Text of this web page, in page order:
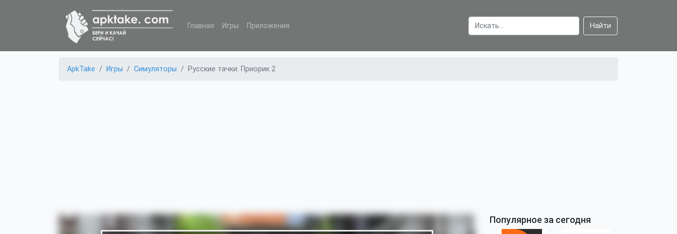
Главная Игры Приложения Найти
ApkTake Игры Симуляторы Русские тачки: Приорик 2
Популярное за сегодня